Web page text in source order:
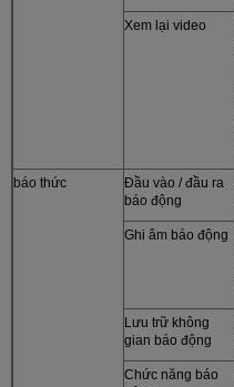
Xem lại video
báo thức
Đầu vào / đầu ra
báo động
Ghi âm báo động
Lưu trữ không
gian báo động
Chức năng báo